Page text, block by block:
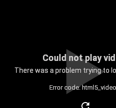
Could not play
There was a problem trying to
Error code: